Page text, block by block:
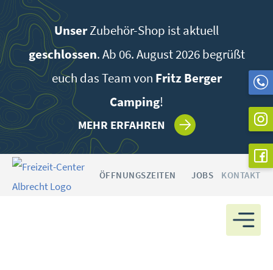
Inhalt
springen
UnserZubehör-Shop ist aktuell
geschlossen. Ab 06. August 2026 begrüßt
euch das Team von Fritz Berger
Camping!
MEHR ERFAHREN
ÖFFNUNGSZEITEN JOBS KONTAKT